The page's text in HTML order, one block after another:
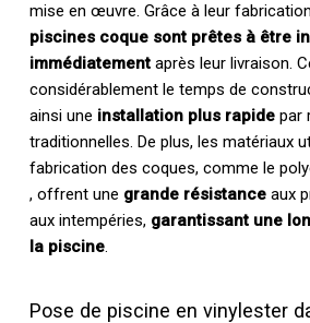
mise en œuvre. Grâce à leur
piscines coque sont prêtes à être
immédiatementaprès leur livraison.
considérablement le temps de
ainsi une installation plus rapidepar
traditionnelles. De plus, les matériaux
fabrication des coques, comme le
, offrent une grande résistanceaux
aux intempéries, garantissant une
la piscine.
Pose de piscine en vinylester